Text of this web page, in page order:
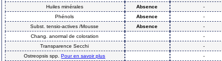
Huiles minérales
Absence
-
Phénols
Absence
-
Subst. tensio-actives /Mousse
Absence
-
Chang. anormal de coloration
-
Transparence Secchi
-
Ostreopsis spp.Pour en savoir plus
-